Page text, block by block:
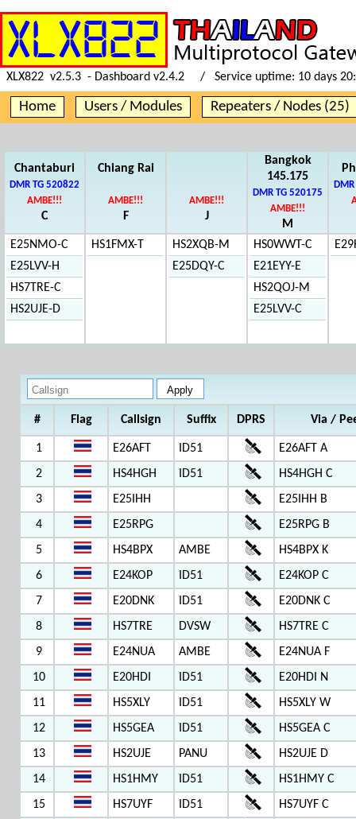
XLX822 v2.5.3 - Dashboard v2.4.2 / Service uptime: 10 days
Home Users / Modules Repeaters / Nodes (25)
Chantaburi
DMR TG 520822
AMBE!!!
C
Chiang Rai
AMBE!!!
F
AMBE!!!
J
Bangkok
145.175
DMR TG 520175
AMBE!!!
M
E25NMO-C
E25LVV-H
HS7TRE-C
HS2UJE-D
HS1FMX-T
HS2XQB-M
E25DQY-C
HS0WWT-C
E21EYY-E
HS2QOJ-M
E25LVV-C
# Flag Callsign Suffix DPRS Via /
1 E26AFT ID51
E26AFT A
2
HS4HGH ID51
HS4HGH C
3
E25IHH
E25IHH B
4
E25RPG
E25RPG B
5
HS4BPX AMBE
HS4BPX K
6
E24KOP ID51
E24KOP C
7
E20DNK ID51
E20DNK C
8
HS7TRE DVSW
HS7TRE C
9
E24NUA AMBE
E24NUA F
10
E20HDI ID51
E20HDI N
11
HS5XLY ID51
HS5XLY W
12
HS5GEA ID51
HS5GEA C
13
HS2UJE PANU
HS2UJE D
14
HS1HMY ID51
HS1HMY C
15
HS7UYF ID51
HS7UYF C